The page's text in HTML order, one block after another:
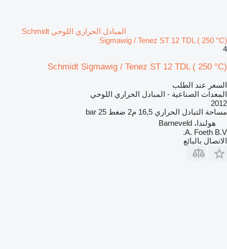
المبادل الحراري اللوحي Schmidt
Sigmawig / Tenez ST 12 TDL ( 250 °C)
4
Schmidt Sigmawig / Tenez ST 12 TDL ( 250 °C)
السعر عند الطلب
المعدات الصناعية - المبادل الحراري اللوحي
2012
مساحة التبادل الحراري 16,5 م2 ضغط 25 bar
هولندا، Barneveld
A. Foeth B.V.
الاتصال بالبائع